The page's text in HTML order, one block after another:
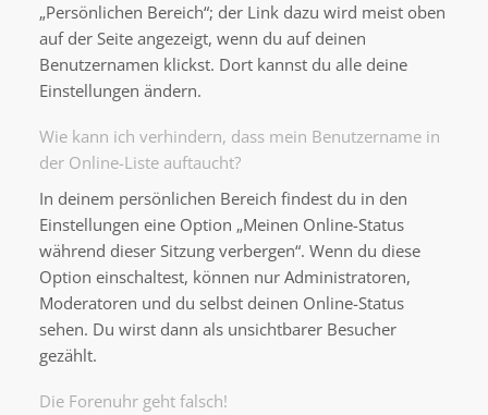
„Persönlichen Bereich“; der Link dazu wird meist oben
auf der Seite angezeigt, wenn du auf deinen
Benutzernamen klickst. Dort kannst du alle deine
Einstellungen ändern.
Wie kann ich verhindern, dass mein Benutzername in
der Online-Liste auftaucht?
In deinem persönlichen Bereich findest du in den
Einstellungen eine Option „Meinen Online-Status
während dieser Sitzung verbergen“. Wenn du diese
Option einschaltest, können nur Administratoren,
Moderatoren und du selbst deinen Online-Status
sehen. Du wirst dann als unsichtbarer Besucher
gezählt.
Die Forenuhr geht falsch!